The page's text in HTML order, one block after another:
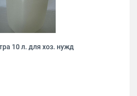
10 л. для хоз. нужд